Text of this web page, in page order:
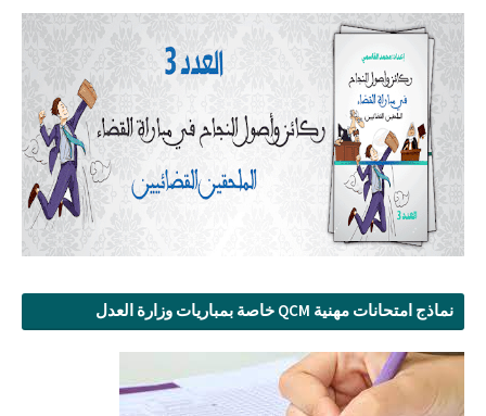
نماذج امتحانات مهنية QCM خاصة بمباريات وزارة العدل